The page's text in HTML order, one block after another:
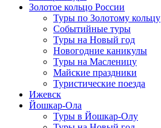
Золотое кольцо России
Туры по Золотому кольцу
Событийные туры
Туры на Новый год
Новогодние каникулы
Туры на Масленицу
Майские праздники
Туристические поезда
Ижевск
Йошкар-Ола
Туры в Йошкар-Олу